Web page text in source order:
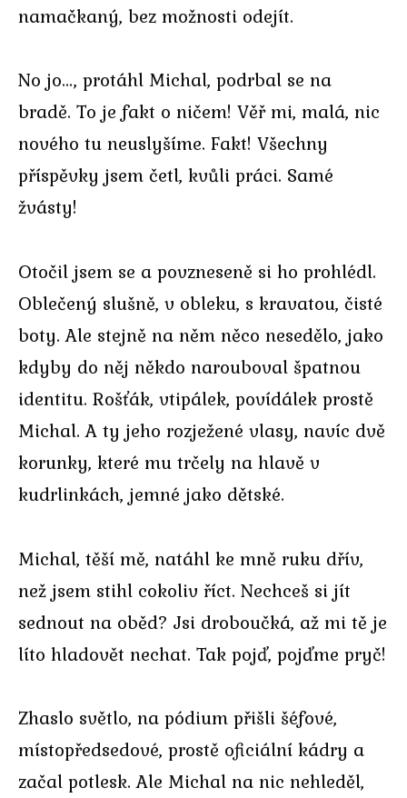
namačkaný, bez možnosti odejít.
No jo…, protáhl Michal, podrbal se na
bradě. To je fakt o ničem! Věř mi, malá, nic
nového tu neuslyšíme. Fakt! Všechny
příspěvky jsem četl, kvůli práci. Samé
žvásty!
Otočil jsem se a povzneseně si ho prohlédl.
Oblečený slušně, v obleku, s kravatou, čisté
boty. Ale stejně na něm něco nesedělo, jako
kdyby do něj někdo narouboval špatnou
identitu. Rošťák, vtipálek, povídálek prostě
Michal. A ty jeho rozježené vlasy, navíc dvě
korunky, které mu trčely na hlavě v
kudrlinkách, jemné jako dětské.
Michal, těší mě, natáhl ke mně ruku dřív,
než jsem stihl cokoliv říct. Nechceš si jít
sednout na oběd? Jsi droboučká, až mi tě je
líto hladovět nechat. Tak pojď, pojďme pryč!
Zhaslo světlo, na pódium přišli šéfové,
místopředsedové, prostě oficiální kádry a
začal potlesk. Ale Michal na nic nehleděl,